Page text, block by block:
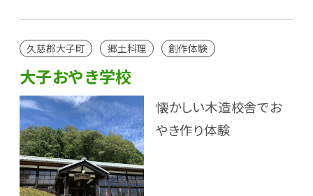
久慈郡大子町 郷土料理 創作体験
大子おやき学校
懐かしい木造校舎でお
やき作り体験